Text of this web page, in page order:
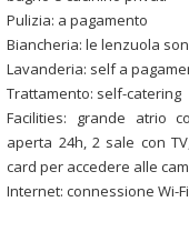
Pulizia: a pagamento
Biancheria: le lenzuola
Lavanderia: self a
Trattamento: self-catering
Facilities: grande atrio
aperta 24h, 2 sale con
card per accedere alle
Internet: connessione Wi-